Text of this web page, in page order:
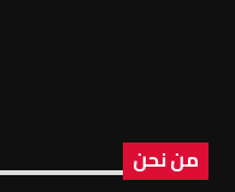
من نحن